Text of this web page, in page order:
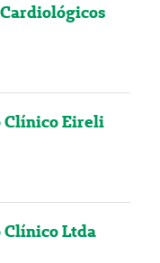
Clínico Eireli
Clínico Ltda